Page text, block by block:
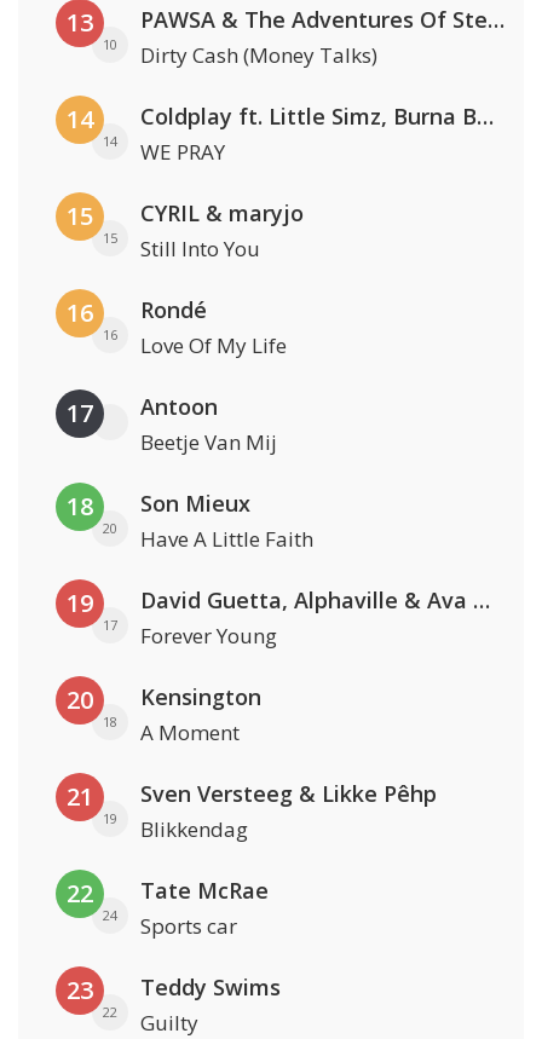
13
10
PAWSA & The Adventures Of Stevie V
Dirty Cash (Money Talks)
14
14
Coldplay ft. Little Simz, Burna Boy, Elyanna & Tini
WE PRAY
15
15
CYRIL & maryjo
Still Into You
16
16
Rondé
Love Of My Life
17 Antoon
Beetje Van Mij
18
20
Son Mieux
Have A Little Faith
19
17
David Guetta, Alphaville & Ava Max
Forever Young
20
18
Kensington
A Moment
21
19
Sven Versteeg & Likke Pêhp
Blikkendag
22
24
Tate McRae
Sports car
23
22
Teddy Swims
Guilty